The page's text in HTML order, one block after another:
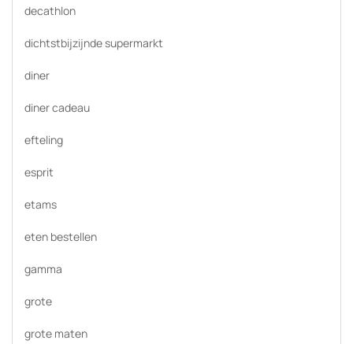
decathlon
dichtstbijzijnde supermarkt
diner
diner cadeau
efteling
esprit
etams
eten bestellen
gamma
grote
grote maten